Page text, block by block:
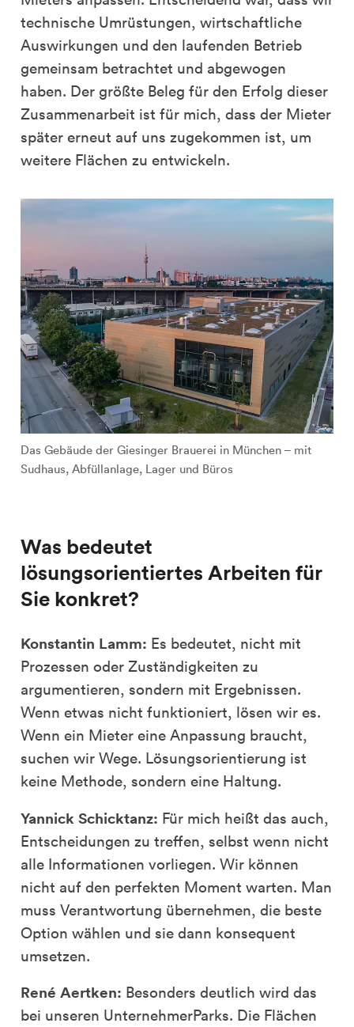
technische Umrüstungen, wirtschaftliche
Auswirkungen und den laufenden Betrieb
gemeinsam betrachtet und abgewogen
haben. Der größte Beleg für den Erfolg dieser
Zusammenarbeit ist für mich, dass der Mieter
später erneut auf uns zugekommen ist, um
weitere Flächen zu entwickeln.
Das Gebäude der Giesinger Brauerei in München – mit
Sudhaus, Abfüllanlage, Lager und Büros
Was bedeutet
lösungsorientiertes Arbeiten für
Sie konkret?
Konstantin Lamm: Es bedeutet, nicht mit
Prozessen oder Zuständigkeiten zu
argumentieren, sondern mit Ergebnissen.
Wenn etwas nicht funktioniert, lösen wir es.
Wenn ein Mieter eine Anpassung braucht,
suchen wir Wege. Lösungsorientierung ist
keine Methode, sondern eine Haltung.
Yannick Schicktanz: Für mich heißt das auch,
Entscheidungen zu treffen, selbst wenn nicht
alle Informationen vorliegen. Wir können
nicht auf den perfekten Moment warten. Man
muss Verantwortung übernehmen, die beste
Option wählen und sie dann konsequent
umsetzen.
René Aertken: Besonders deutlich wird das
bei unseren UnternehmerParks. Die Flächen